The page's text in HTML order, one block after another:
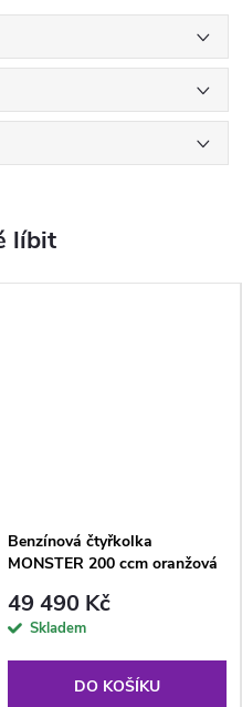
Benzínová čtyřkolka
MONSTER 200 ccm oranžová
49 490 Kč
Skladem
DO KOŠÍKU